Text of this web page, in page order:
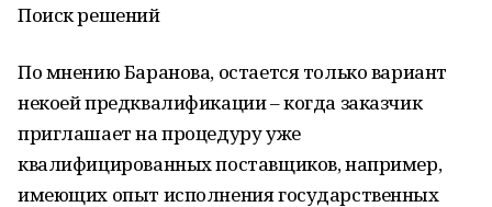
Поиск решений
По мнению Баранова, остается только вариант
некоей предквалификации – когда заказчик
приглашает на процедуру уже
квалифицированных поставщиков, например,
имеющих опыт исполнения государственных